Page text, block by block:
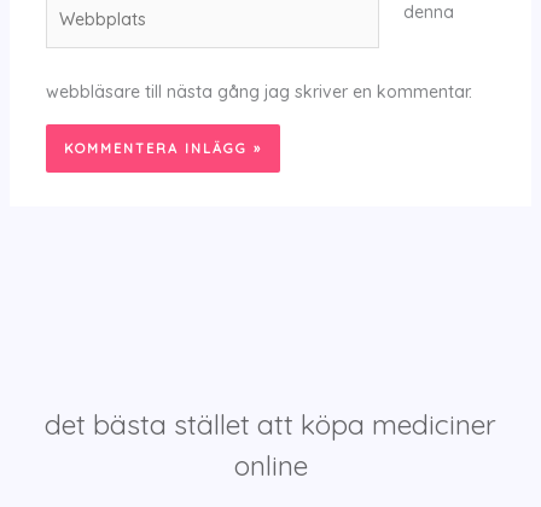
denna
webbläsare till nästa gång jag skriver en kommentar.
det bästa stället att köpa mediciner
online